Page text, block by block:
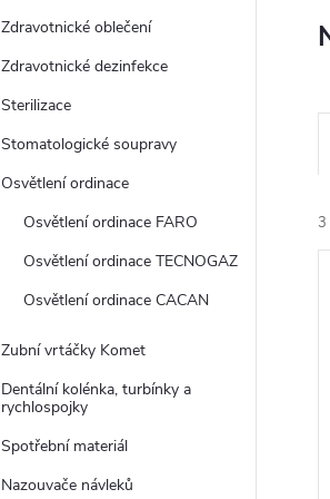
Zdravotnické oblečení
Zdravotnické dezinfekce
Sterilizace
Stomatologické soupravy
Osvětlení ordinace
Osvětlení ordinace FARO
Osvětlení ordinace TECNOGAZ
Osvětlení ordinace CACAN
Zubní vrtáčky Komet
Dentální kolénka, turbínky a
rychlospojky
Spotřební materiál
Nazouvače návleků
a3